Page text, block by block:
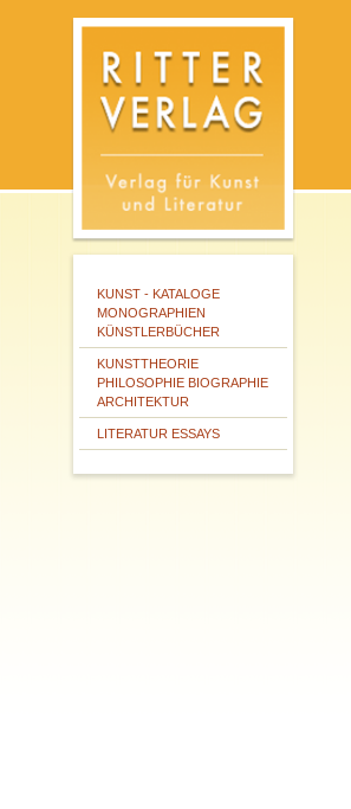
KUNST - KATALOGE
MONOGRAPHIEN
KÜNSTLERBÜCHER
KUNSTTHEORIE
PHILOSOPHIE BIOGRAPHIE
ARCHITEKTUR
LITERATUR ESSAYS